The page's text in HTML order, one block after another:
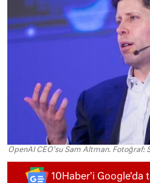
OpenAI CEO'su Sam Altman. Fotoğraf:
10Haber'i Google'da